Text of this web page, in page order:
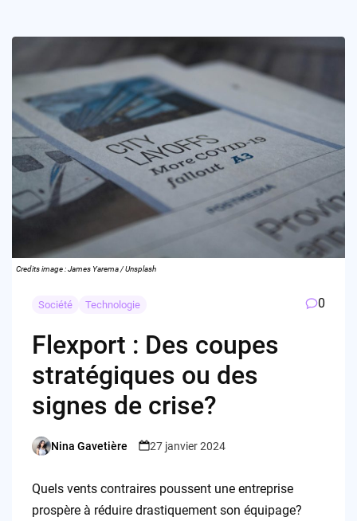
Credits image : James Yarema / Unsplash
Société Technologie 0
Flexport : Des coupes
stratégiques ou des
signes de crise?
Posted
Nina Gavetière 27 janvier 2024
Quels vents contraires poussent une entreprise
prospère à réduire drastiquement son équipage?